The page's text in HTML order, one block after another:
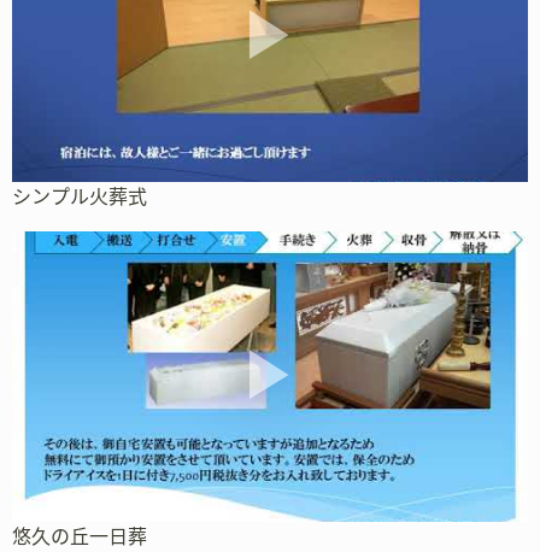
シンプル火葬式
悠久の丘一日葬